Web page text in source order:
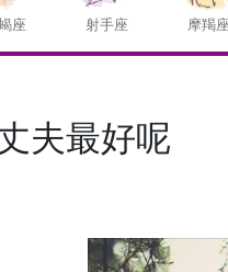
座 射手座 摩羯
夫最好呢